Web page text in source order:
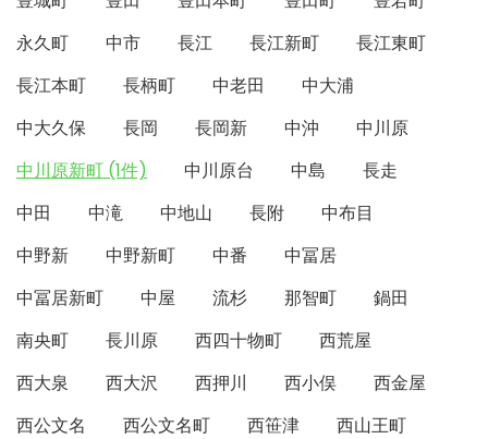
永久町
中市 長江 長江新町
長江東町
長江本町
長柄町 中老田
中大浦
中大久保
長岡 長岡新 中沖
中川原
中川原新町 (1件)
中川原台 中島
長走
中田
中滝 中地山 長附
中布目
中野新
中野新町 中番
中冨居
中冨居新町
中屋 流杉 那智町
鍋田
南央町
長川原 西四十物町
西荒屋
西大泉
西大沢 西押川 西小俣
西金屋
西公文名
西公文名町 西笹津
西山王町